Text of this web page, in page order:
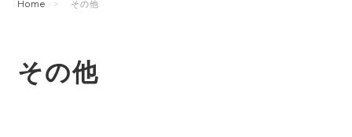
Home その他
その他